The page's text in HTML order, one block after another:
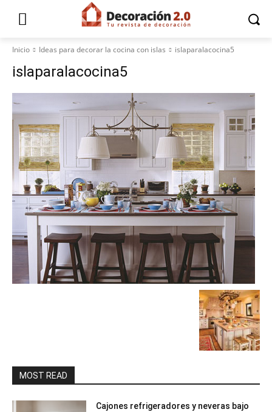
Inicio Ideas para decorar la cocina con islas islaparalacocina5
islaparalacocina5
MOST READ
Cajones refrigeradores y neveras bajo